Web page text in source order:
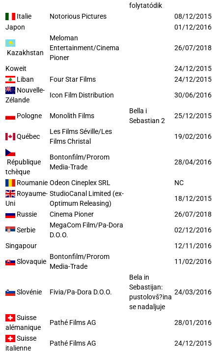
folytatódik
Italie Notorious Pictures
08/12/2015
Japon
01/12/2016
Kazakhstan
Meloman
Entertainment/Cinema
Pioner
26/07/2018
Koweit
24/12/2015
Liban
Four Star Films
24/12/2015
Nouvelle-
Zélande
Icon Film Distribution 30/06/2016
Pologne Monolith Films
Bella i
Sebastian 2
25/12/2015
Québec
Les Films Séville/Les
Films Christal
19/02/2016
République
tchèque
Bontonfilm/Prorom
Media-Trade
28/04/2016
Roumanie Odeon Cineplex SRL
NC
Royaume-
Uni
StudioCanal Limited (ex-
Optimum Releasing)
18/12/2015
Russie
Cinema Pioner
26/07/2018
Serbie
MegaCom Film/Pa-Dora
D.O.O.
02/12/2016
Singapour
12/11/2016
Slovaquie
Bontonfilm/Prorom
Media-Trade
11/02/2016
Slovénie Fivia/Pa-Dora D.O.O.
Bela in
Sebastijan:
pustolovš?ina
se nadaljuje
24/03/2016
Suisse
alémanique
Pathé Films AG
28/01/2016
Suisse
italienne
Pathé Films AG
24/12/2015